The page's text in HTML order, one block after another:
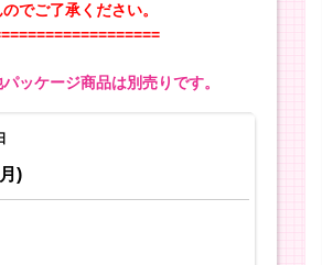
でご了承ください。
ッケージ商品は別売りです。
)